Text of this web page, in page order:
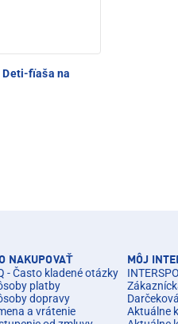
Deti-fïaša na
NAKUPOVAŤ
- Často kladené otázky
platby
dopravy
a vrátenie
MÔJ
Aktuálne